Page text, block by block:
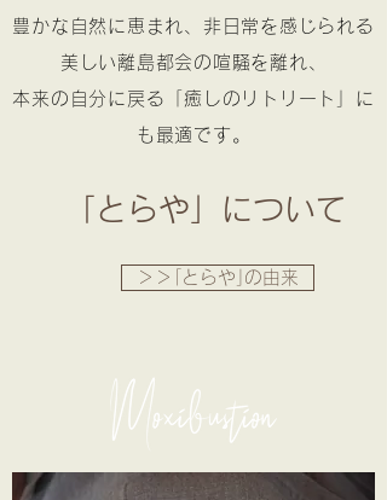
豊かな自然に恵まれ、非日常を感じられる
美しい離島都会の喧騒を離れ、
本来の自分に戻る 「癒しのリトリート」に
も最適です。
「とらや」について
＞＞｢とらや｣の由来